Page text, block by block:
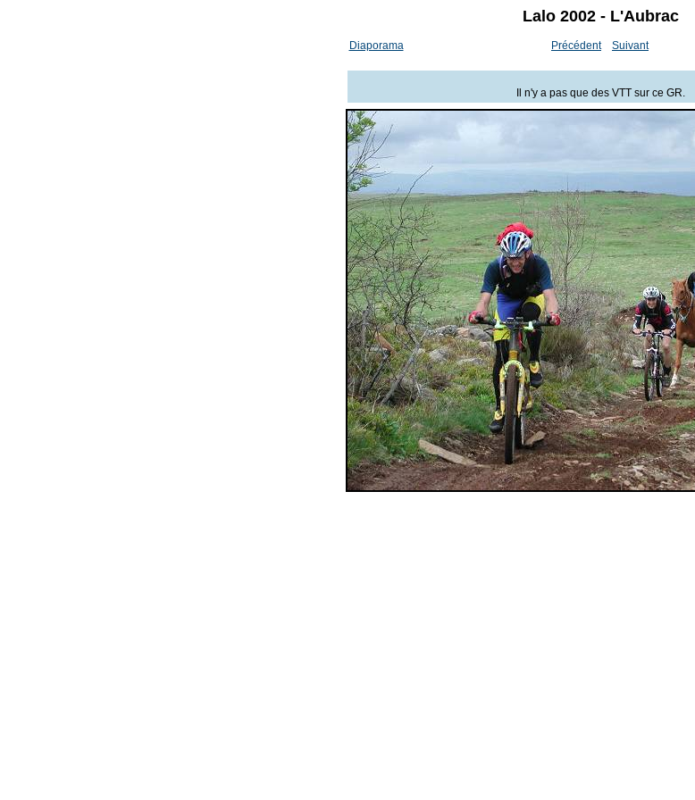
Lalo 2002 - L'Aubrac
Diaporama Précédent Suivant
Il n'y a pas que des VTT sur ce GR.